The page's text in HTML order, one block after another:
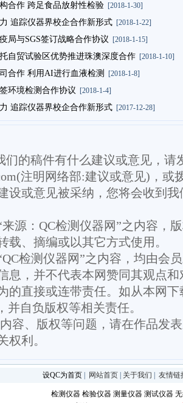
合作 跨足食品放射性检验[2018-1-30]
追踪仪器界校企合作新形式[2018-1-22]
局与SGS签订战略合作协议 [2018-1-15]
自贸试验区优势推进珠澳深度合作[2018-1-10]
合作 利用AI进行血液检测 [2018-1-8]
环境检测合作协议 [2018-1-4]
追踪仪器界校企合作新形式[2017-12-28]
们的稿件有什么建议或意见，请
注明网络部:建议或意见)，或
设或意见被采纳，您将会收到
源：QC检测仪器网”之内容，
载、摘编或以其它方式使用。
检测仪器网”之内容，均由会
息，并不代表本网赞同其观点
的直接或连带责任。如从本网
并自负版权等相关责任。
容、版权等问题，请在作品发
权利。
设QC为首页 网站首页 关于我们 友情链
检测仪器 检验仪器 测量仪器 测试仪器